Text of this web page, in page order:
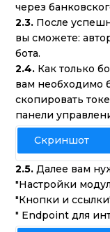
через
2.3. После
вы сможете:
бота.
2.4. Как только
вам необходимо
скопировать
панели
Скриншот
2.5. Далее вам
"Настройки
"Кнопки и
" Endpoint для